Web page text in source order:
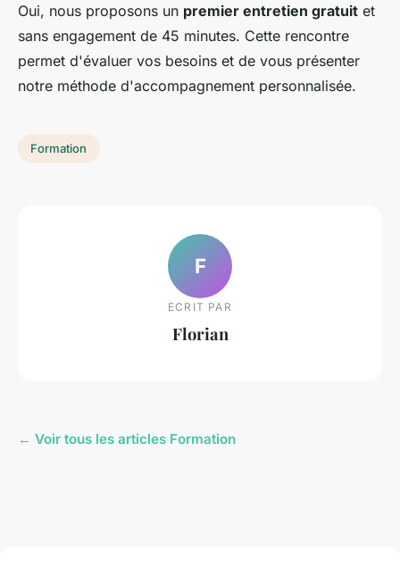
Oui, nous proposons un premier entretien gratuit et
sans engagement de 45 minutes. Cette rencontre
permet d'évaluer vos besoins et de vous présenter
notre méthode d'accompagnement personnalisée.
Formation
F
ECRIT PAR
Florian
← Voir tous les articles Formation